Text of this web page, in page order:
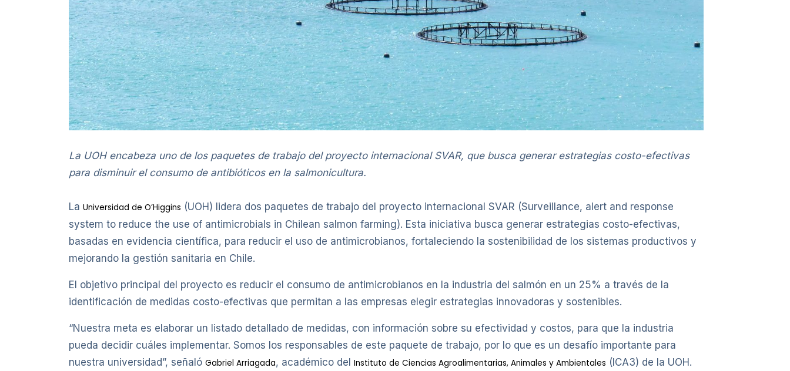
La UOH encabeza uno de los paquetes de trabajo del proyecto internacional SVAR, que busca generar estrategias costo-efectivas
para disminuir el consumo de antibióticos en la salmonicultura.
La Universidad de O’Higgins (UOH) lidera dos paquetes de trabajo del proyecto internacional SVAR (Surveillance, alert and response
system to reduce the use of antimicrobials in Chilean salmon farming). Esta iniciativa busca generar estrategias costo-efectivas,
basadas en evidencia científica, para reducir el uso de antimicrobianos, fortaleciendo la sostenibilidad de los sistemas productivos y
mejorando la gestión sanitaria en Chile.
El objetivo principal del proyecto es reducir el consumo de antimicrobianos en la industria del salmón en un 25% a través de la
identificación de medidas costo-efectivas que permitan a las empresas elegir estrategias innovadoras y sostenibles.
“Nuestra meta es elaborar un listado detallado de medidas, con información sobre su efectividad y costos, para que la industria
pueda decidir cuáles implementar. Somos los responsables de este paquete de trabajo, por lo que es un desafío importante para
nuestra universidad”, señaló Gabriel Arriagada, académico del Instituto de Ciencias Agroalimentarias, Animales y Ambientales (ICA3) de la UOH.